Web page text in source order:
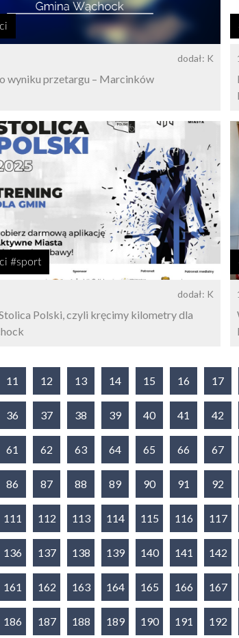
dodał: K
wyniku przetargu – Marcinków
#sport
dodał: K
Polski, czyli kręcimy kilometry dla
11 12 13 14 15 16 17
36 37 38 39 40 41 42
61 62 63 64 65 66 67
86 87 88 89 90 91 92
111 112 113 114 115 116 117
136 137 138 139 140 141 142
161 162 163 164 165 166 167
186 187 188 189 190 191 192